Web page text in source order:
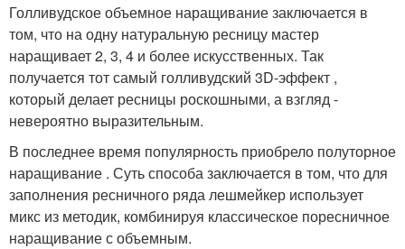
Голливудское объемное наращивание заключается в
том, что на одну натуральную ресницу мастер
наращивает 2, 3, 4 и более искусственных. Так
получается тот самый голливудский 3D-эффект ,
который делает ресницы роскошными, а взгляд -
невероятно выразительным.
В последнее время популярность приобрело полуторное
наращивание . Суть способа заключается в том, что для
заполнения ресничного ряда лешмейкер использует
микс из методик, комбинируя классическое поресничное
наращивание с объемным.